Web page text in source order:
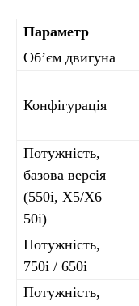
Параметр
Обʼєм двигуна
Конфігурація
Потужність,
базова версія
(550i, X5/X6
50i)
Потужність,
750i / 650i
Потужність,